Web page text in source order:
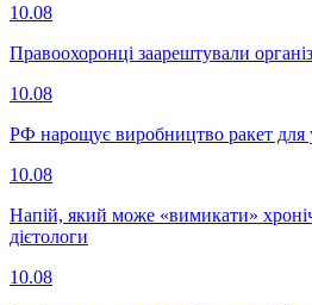
10.08
Правоохоронці заарештували
10.08
РФ нарощує виробництво ракет для
10.08
Напій, який може «вимикати»
дієтологи
10.08